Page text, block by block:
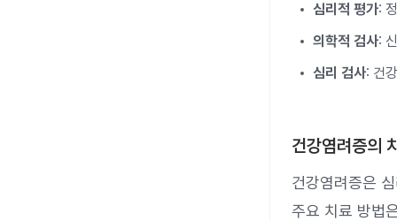
심리적 평가:
의학적 검사:
심리 검사: 건
건강염려증의
건강염려증은
주요 치료 방법